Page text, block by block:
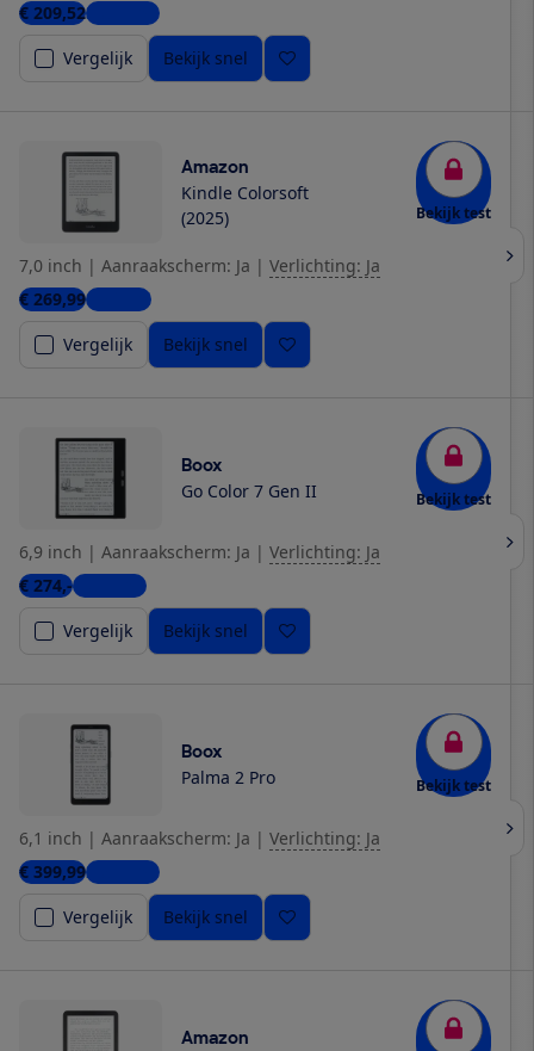
€ 209,523 winkels
Vergelijk
Bekijk snel
Amazon
Kindle Colorsoft
(2025)
Bekijk test
7,0 inch | Aanraakscherm: Ja | Verlichting: Ja
€ 269,991 winkel
Vergelijk
Bekijk snel
Boox
Go Color 7 Gen II Bekijk test
6,9 inch | Aanraakscherm: Ja | Verlichting: Ja
€ 274,-4 winkels
Vergelijk
Bekijk snel
Boox
Palma 2 Pro Bekijk test
6,1 inch | Aanraakscherm: Ja | Verlichting: Ja
€ 399,992 winkels
Vergelijk
Bekijk snel
Amazon